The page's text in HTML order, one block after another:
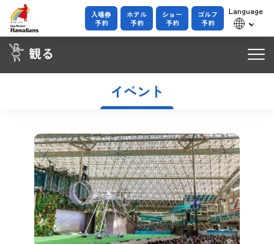
入場券
予約
ホテル
予約
ショー
予約
ゴルフ
予約
Language
エテネタヒチアンズ
有料予約席
イベント